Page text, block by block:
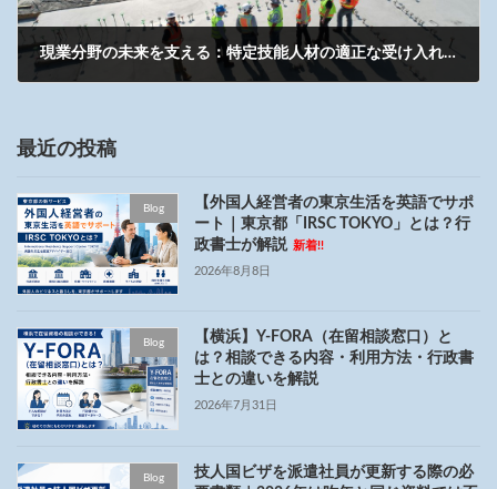
現業分野の未来を支える：特定技能人材の適正な受け入れ支援
最近の投稿
Blog
【外国人経営者の東京生活を英語でサポ
ート｜東京都「IRSC TOKYO」とは？行
政書士が解説 新着!!
2026年8月8日
Blog
【横浜】Y-FORA（在留相談窓口）と
は？相談できる内容・利用方法・行政書
士との違いを解説
2026年7月31日
Blog
技人国ビザを派遣社員が更新する際の必